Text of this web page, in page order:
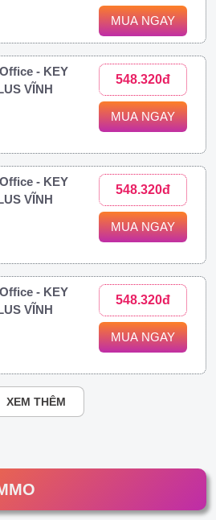
MUA NGAY
- KEY
VĨNH
548.320đ
MUA NGAY
- KEY
VĨNH
548.320đ
MUA NGAY
- KEY
VĨNH
548.320đ
MUA NGAY
XEM THÊM